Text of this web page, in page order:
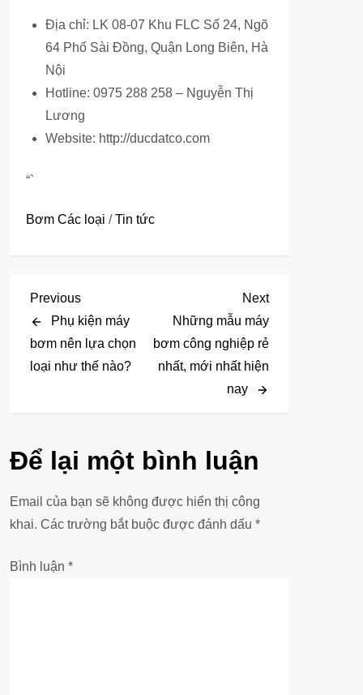
Địa chỉ: LK 08-07 Khu FLC Số 24, Ngõ
64 Phố Sài Đồng, Quận Long Biên, Hà
Nội
Hotline: 0975 288 258 – Nguyễn Thị
Lương
Website: http://ducdatco.com
“`
Bơm Các loại /Tin tức
Đ
i
ề
h
ớ
n
Previous
Post
Previous
Phụ kiện máy
bơm nên lựa chọn
loại như thế nào?
Next
Post
Next
Những mẫu máy
bơm công nghiệp rẻ
nhất, mới nhất hiện
nay
Để lại một bình luận
Email của bạn sẽ không được hiển thị công
khai. Các trường bắt buộc được đánh dấu *
Bình luận *